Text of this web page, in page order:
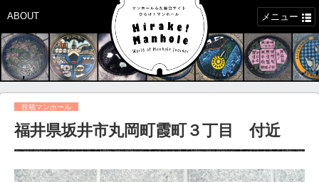
ABOUT メニュー
投稿マンホール
福井県坂井市丸岡町霞町３丁目 付近